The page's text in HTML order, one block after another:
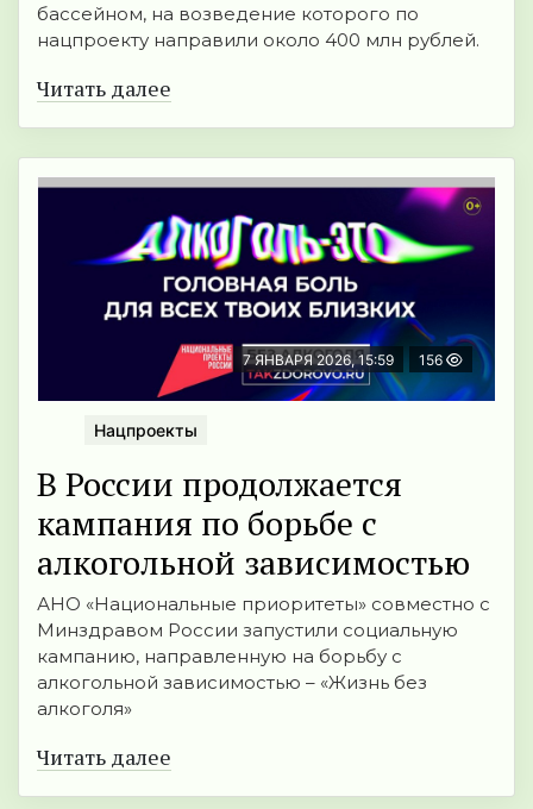
бассейном, на возведение которого по
нацпроекту направили около 400 млн рублей.
Читать далее
7 ЯНВАРЯ 2026, 15:59 156
Нацпроекты
В России продолжается
кампания по борьбе с
алкогoльнoй зависимостью
АНО «Национальные приоритеты» совместно с
Минздравом России запустили социальную
кампанию, направленную на борьбу с
алкогольной зависимостью – «Жизнь без
алкоголя»
Читать далее